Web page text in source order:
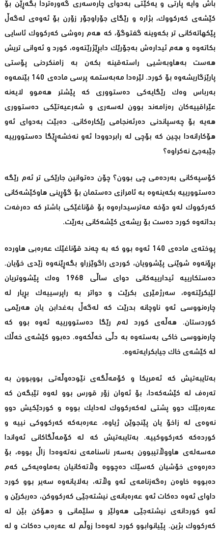
باش وایە پارتی و یەكێتی بەدوای چارەسەری گەورەتردا بگەڕێن بۆ
كێشەی كەركووك، بژارە و رێگای جۆراوجۆر زۆرن بۆ ئەوەی لەگەڵ
پێكهاتەكانی تر بكەوینە گفتوگۆ، كە هەم رەوشی كەركووك ئاسایی
بكاتەوە و هەم ئیدارەش بەجۆرێك دابڕێژرێتەوە، كورد و ئەوانی تریش
هەست بەهاوبەشیی راستەقینە بكەن بە زامنكردنی پۆستی
پارێزگاریشەوە بۆ كورد. لێرەدا مەبەستمە پرسی مادەی 140 بێنمەوە
بەرباس وەك رێگایەكی دەستووری كە پێشتر هەموو لایەنە
عێراقییەكان رەزامەند بوون لەسەری و شەرعیەتێكی دەستووری
هەیە بۆ چەسپاندنی دەرئەنجامی رێكارەكانی. دەبێت بەدوای ئەو
هۆكارانەدا بچین كە بۆچی لە رابردوودا ئەو نەخشەڕێگا دەستوورییە
جێبەجێ نەكراوە؟
كۆسپەكانی بەردەمی چی بوون؟ چۆن دەتوانین جارێكی تر ئەم رێگە
دەستوورییە بكەینەوە بە ئامرازی دەستمان بۆ گۆڕینی هاوكێشەكانی
كەركووك لەو دۆخە مەترسیدارەوە بۆ قۆناغێكی باشتر كە دەرفەت
بداتەوە كورد دەست بۆ ریشەی كێشەكانی بەرێت.
پوختەی مادەی 140 ئەوە بوو كە بە چەند قۆناغێك عەرەبی هاوردە
بڕۆنەوە شوێنی پێشوویان، كوردی راگوێزراو بگەڕێنەوە زێدی خۆیان.
دەستكارییە ئیدارییەكانی دوای ساڵی 1968 وەك پێشووتریان
لێبكرێتەوە، سەرژمێری بكرێت و دواتر بە راپرسییەك بڕیار لە
چارەنووسی ئەو ناوچانە بدرێت كە لەگەڵ بەغدابن یان هەرێمی
كوردستان. هەڵەی كورد لەم رێگا دەستوورییە ئەوە بوو كە
چارەنووسی خاكی بەستەوە بە دڵی خەڵكەوە. دەبوو كێشەی خەڵك
لە كێشەی خاك جیابكرایەتەوە.
بەتایبەتیش كە ئەمریكا و كۆمەڵگەی نێودەوڵەتی بووبوون بە
تەرەف لە كێشەكەدا، بۆ ئەوان زۆر قورس بوو لەوە تێبگەن كە
عەرەبێك دوو پشتی لەكەركووك لەدایك بووە و كوردێكیش دوو
نەوەی لە زاخۆ یان پێنجوێن ژیاوە، عەرەبەكە كەركووكی نییە و
كوردەكە كەركووكییە. بەتایبەتیش كە لە كۆمەڵگاكانی ئەواندا
مەسەلەی هاووڵاتیبوون بەسەر ناسنامەی نەتەوەدا زاڵ بووە، بۆ
دەرەوەی خۆشیان كەسێك دەچووە وڵاتەكانیان بەماوەیەكی كەم
دەبووە خاوەن رەگەزنامەی ئەو وڵاتە، بەلایانەوە سەیر بوو كورد
داوای ئەوە دەكات ئەو عەرەبانەی نیشتەجێی كەركووكن، دەربكرێن و
ئەو كوردانەی نیشتەجێی هەولێر و سلێمانی و دهۆكن بێن لە
كەركووك بژین. پێیانوابوو كورد لەوەدا زوڵم لە عەرەب دەكات و لە